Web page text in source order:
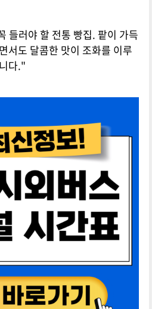
들러야 할 전통 빵집. 팥이 가득
서도 달콤한 맛이 조화를 이루
다."